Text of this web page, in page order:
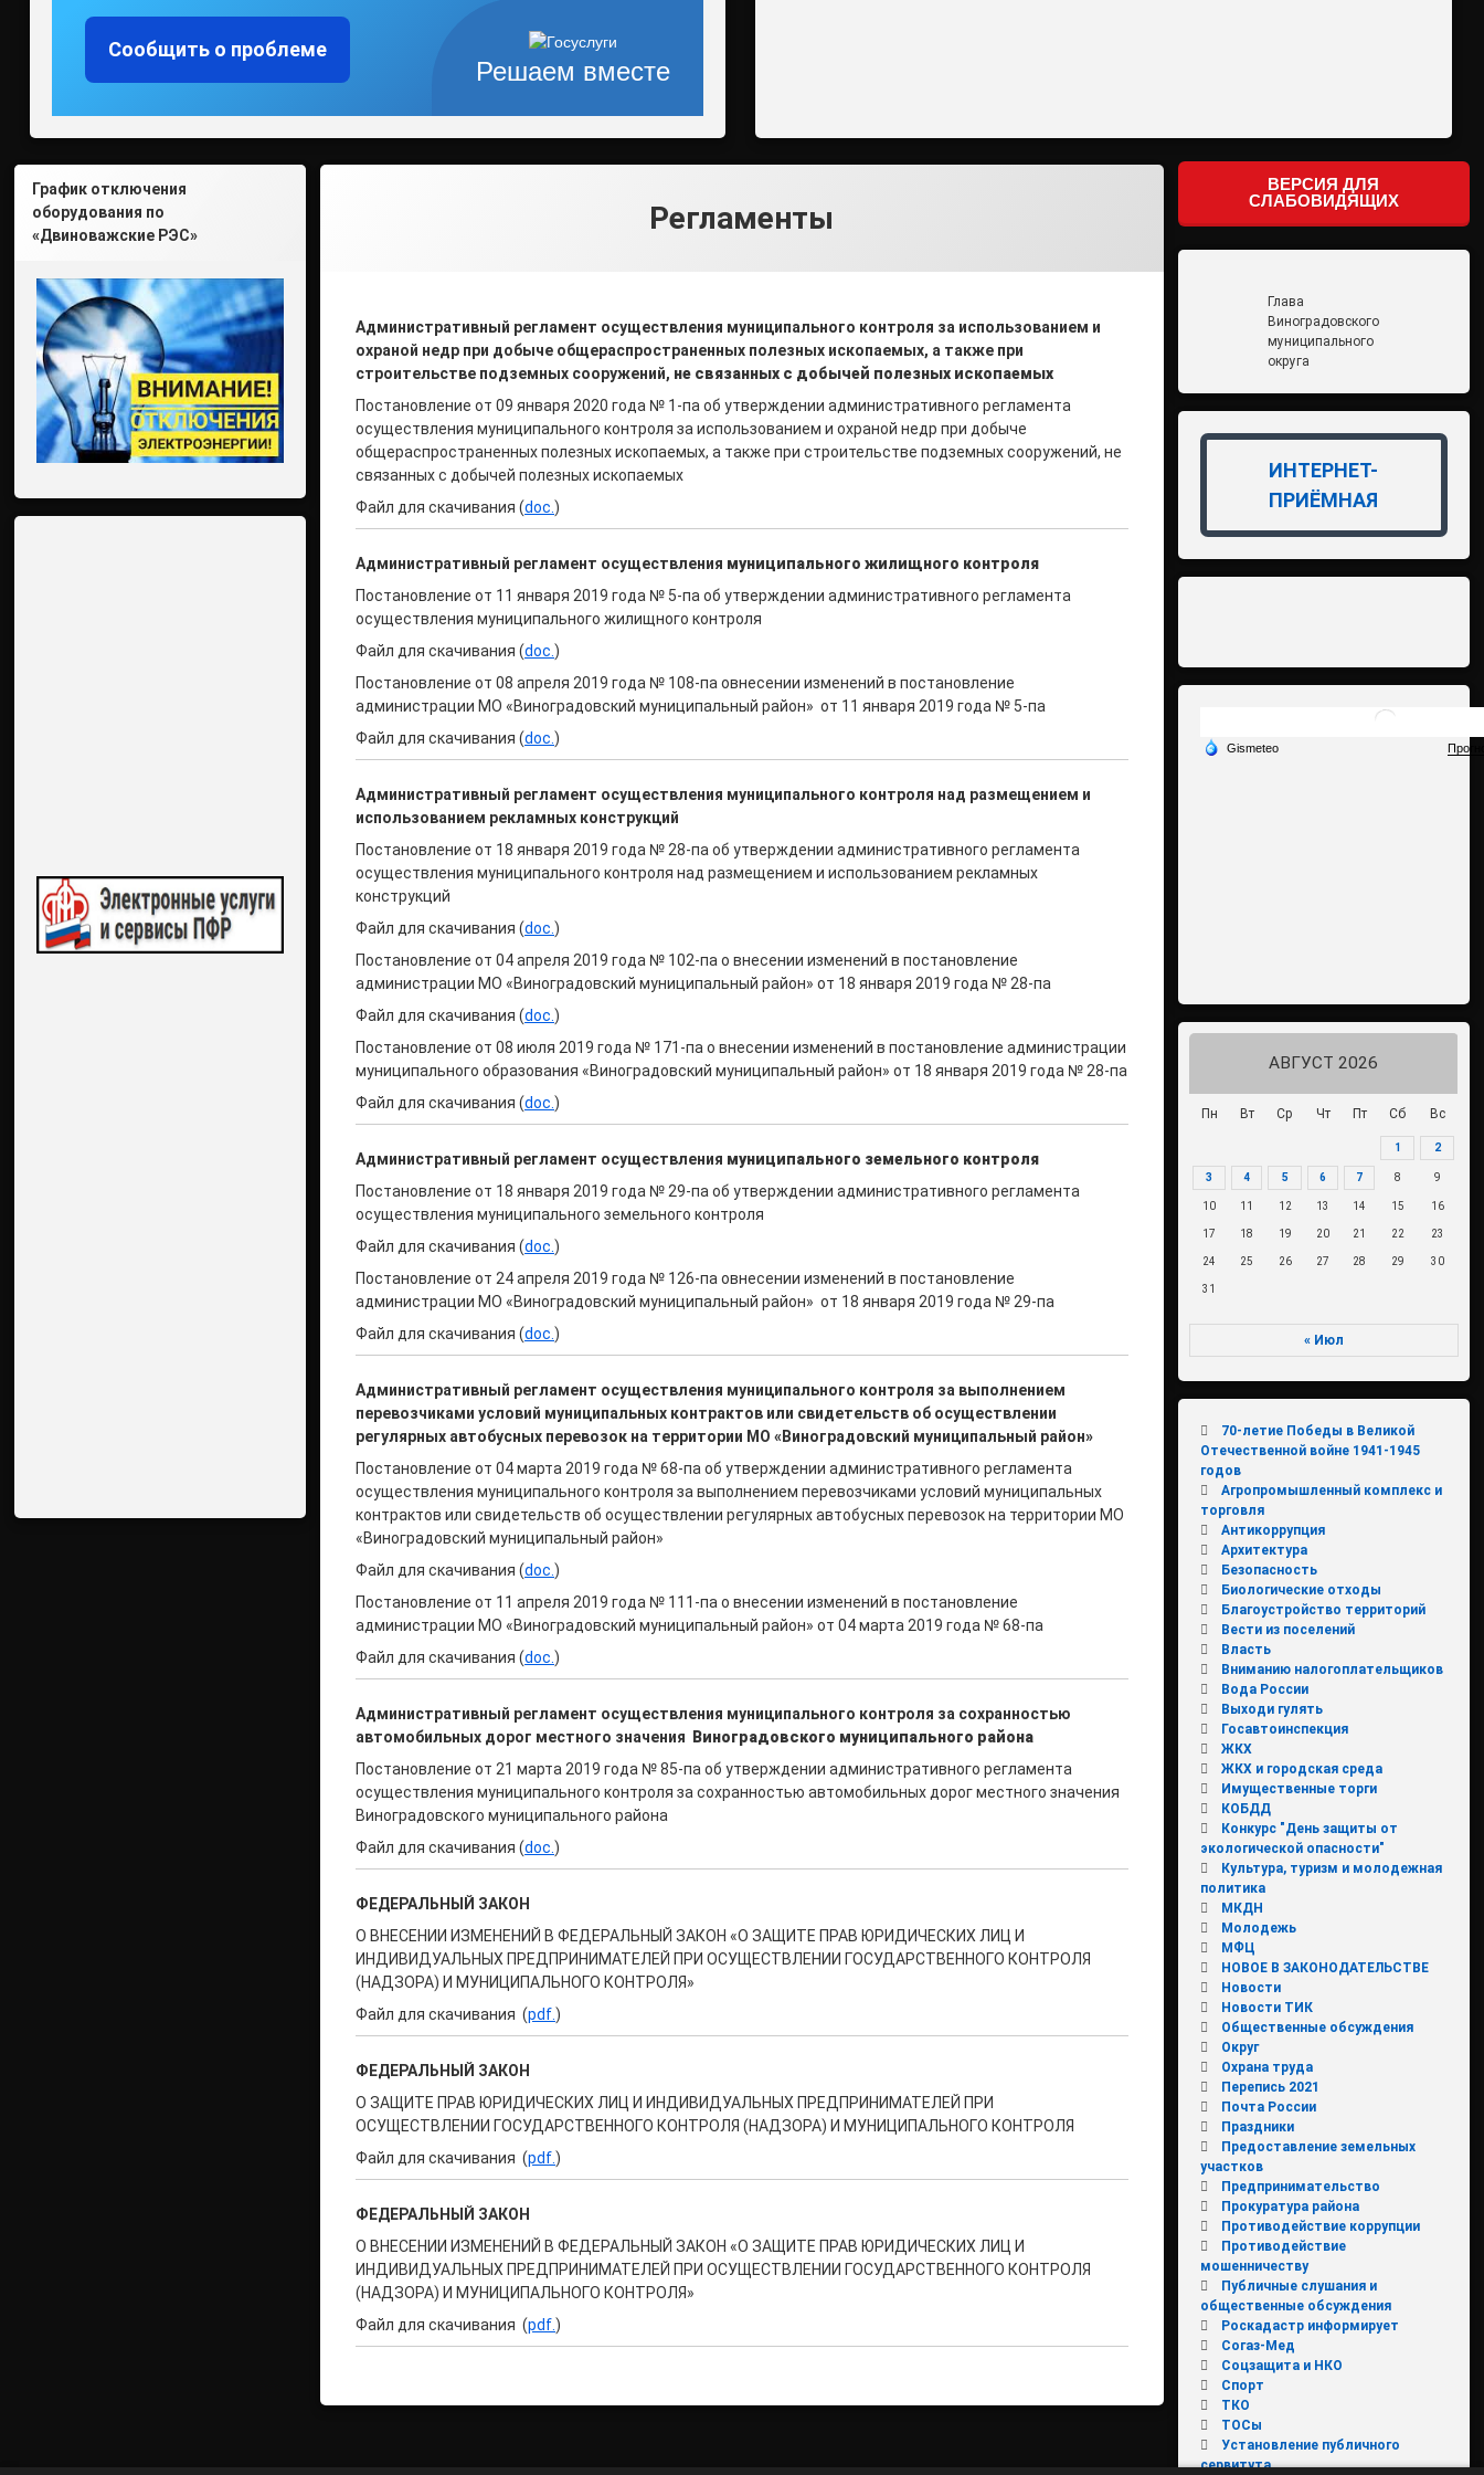
Решаем вместе
Сообщить о проблеме
Регламенты
Административный регламент осуществления муниципального контроля за использованием и
охраной недр при добыче общераспространенных полезных ископаемых, а также при
строительстве подземных сооружений, не связанных с добычей полезных ископаемых
Постановление от 09 января 2020 года № 1-па об утверждении административного регламента
осуществления муниципального контроля за использованием и охраной недр при добыче
общераспространенных полезных ископаемых, а также при строительстве подземных сооружений, не
связанных с добычей полезных ископаемых
Файл для скачивания (doc.)
Административный регламент осуществления муниципального жилищного контроля
Постановление от 11 января 2019 года № 5-па об утверждении административного регламента
осуществления муниципального жилищного контроля
Файл для скачивания (doc.)
Постановление от 08 апреля 2019 года № 108-па овнесении изменений в постановление
администрации МО «Виноградовский муниципальный район» от 11 января 2019 года № 5-па
Файл для скачивания (doc.)
Административный регламент осуществления муниципального контроля над размещением и
использованием рекламных конструкций
Постановление от 18 января 2019 года № 28-па об утверждении административного регламента
осуществления муниципального контроля над размещением и использованием рекламных
конструкций
Файл для скачивания (doc.)
Постановление от 04 апреля 2019 года № 102-па о внесении изменений в постановление
администрации МО «Виноградовский муниципальный район» от 18 января 2019 года № 28-па
Файл для скачивания (doc.)
Постановление от 08 июля 2019 года № 171-па о внесении изменений в постановление администрации
муниципального образования «Виноградовский муниципальный район» от 18 января 2019 года № 28-па
Файл для скачивания (doc.)
Административный регламент осуществления муниципального земельного контроля
Постановление от 18 января 2019 года № 29-па об утверждении административного регламента
осуществления муниципального земельного контроля
Файл для скачивания (doc.)
Постановление от 24 апреля 2019 года № 126-па овнесении изменений в постановление
администрации МО «Виноградовский муниципальный район» от 18 января 2019 года № 29-па
Файл для скачивания (doc.)
Административный регламент осуществления муниципального контроля за выполнением
перевозчиками условий муниципальных контрактов или свидетельств об осуществлении
регулярных автобусных перевозок на территории МО «Виноградовский муниципальный район»
Постановление от 04 марта 2019 года № 68-па об утверждении административного регламента
осуществления муниципального контроля за выполнением перевозчиками условий муниципальных
контрактов или свидетельств об осуществлении регулярных автобусных перевозок на территории МО
«Виноградовский муниципальный район»
Файл для скачивания (doc.)
Постановление от 11 апреля 2019 года № 111-па о внесении изменений в постановление
администрации МО «Виноградовский муниципальный район» от 04 марта 2019 года № 68-па
Файл для скачивания (doc.)
Административный регламент осуществления муниципального контроля за сохранностью
автомобильных дорог местного значения
Виноградовского муниципального района
Постановление от 21 марта 2019 года № 85-па об утверждении административного регламента
осуществления муниципального контроля за сохранностью автомобильных дорог местного значения
Виноградовского муниципального района
Файл для скачивания (doc.)
ФЕДЕРАЛЬНЫЙ ЗАКОН
О ВНЕСЕНИИ ИЗМЕНЕНИЙ В ФЕДЕРАЛЬНЫЙ ЗАКОН «О ЗАЩИТЕ ПРАВ ЮРИДИЧЕСКИХ ЛИЦ И
ИНДИВИДУАЛЬНЫХ ПРЕДПРИНИМАТЕЛЕЙ ПРИ ОСУЩЕСТВЛЕНИИ ГОСУДАРСТВЕННОГО КОНТРОЛЯ
(НАДЗОРА) И МУНИЦИПАЛЬНОГО КОНТРОЛЯ»
Файл для скачивания (pdf.)
ФЕДЕРАЛЬНЫЙ ЗАКОН
О ЗАЩИТЕ ПРАВ ЮРИДИЧЕСКИХ ЛИЦ И ИНДИВИДУАЛЬНЫХ ПРЕДПРИНИМАТЕЛЕЙ ПРИ
ОСУЩЕСТВЛЕНИИ ГОСУДАРСТВЕННОГО КОНТРОЛЯ (НАДЗОРА) И МУНИЦИПАЛЬНОГО КОНТРОЛЯ
Файл для скачивания (pdf.)
ФЕДЕРАЛЬНЫЙ ЗАКОН
О ВНЕСЕНИИ ИЗМЕНЕНИЙ В ФЕДЕРАЛЬНЫЙ ЗАКОН «О ЗАЩИТЕ ПРАВ ЮРИДИЧЕСКИХ ЛИЦ И
ИНДИВИДУАЛЬНЫХ ПРЕДПРИНИМАТЕЛЕЙ ПРИ ОСУЩЕСТВЛЕНИИ ГОСУДАРСТВЕННОГО КОНТРОЛЯ
(НАДЗОРА) И МУНИЦИПАЛЬНОГО КОНТРОЛЯ»
Файл для скачивания (pdf.)
График отключения
оборудования по
«Двиноважские РЭС»
ВЕРСИЯ ДЛЯ
СЛАБОВИДЯЩИХ
Глава
Виноградовского
муниципального
округа
ИНТЕРНЕТ-
ПРИЁМНАЯ
АВГУСТ 2026
Пн Вт Ср Чт Пт Сб Вс
1 2
3 4 5 6 7 8 9
10 11 12 13 14 15 16
17 18 19 20 21 22 23
24 25 26 27 28 29 30
31
« Июл
70-летие Победы в Великой
Отечественной войне 1941-1945
годов
Агропромышленный комплекс и
торговля
Антикоррупция
Архитектура
Безопасность
Биологические отходы
Благоустройство территорий
Вести из поселений
Власть
Вниманию налогоплательщиков
Вода России
Выходи гулять
Госавтоинспекция
ЖКХ
ЖКХ и городская среда
Имущественные торги
КОБДД
Конкурс "День защиты от
экологической опасности"
Культура, туризм и молодежная
политика
МКДН
Молодежь
МФЦ
НОВОЕ В ЗАКОНОДАТЕЛЬСТВЕ
Новости
Новости ТИК
Общественные обсуждения
Округ
Охрана труда
Перепись 2021
Почта России
Праздники
Предоставление земельных
участков
Предпринимательство
Прокуратура района
Противодействие коррупции
Противодействие
мошенничеству
Публичные слушания и
общественные обсуждения
Роскадастр информирует
Согаз-Мед
Соцзащита и НКО
Спорт
ТКО
ТОСы
Установление публичного
сервитута